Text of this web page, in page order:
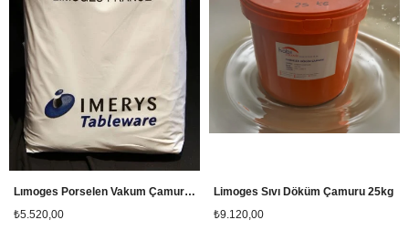
Lımoges Porselen Vakum Çamuru 20kg
₺5.520,00
Limoges Sıvı Döküm Çamuru 25kg
₺9.120,00